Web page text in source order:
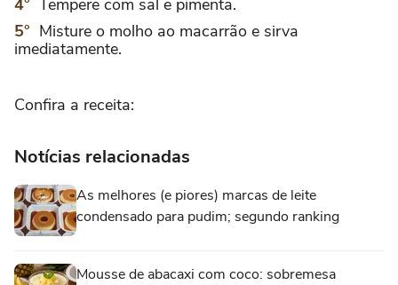
Tempere com sal e pimenta.
Misture o molho ao macarrão e sirva
imediatamente.
Confira a receita:
Notícias relacionadas
As melhores (e piores) marcas de leite
condensado para pudim; segundo ranking
Mousse de abacaxi com coco: sobremesa